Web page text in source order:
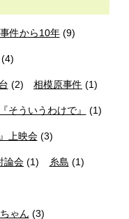
件から10年(9)
(4)
(2) 相模原事件 (1)
そういうわけで』 (1)
上映会(3)
論会 (1) 糸島 (1)
ゃん (3)